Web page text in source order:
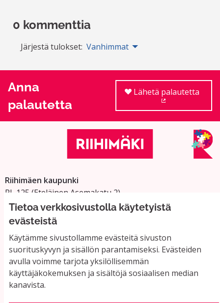
Tietoa verkkosivustolla käytetyistä
evästeistä
Käytämme sivustollamme evästeitä sivuston
suorituskyvyn ja sisällön parantamiseksi. Evästeiden
avulla voimme tarjota yksilöllisemmän
käyttäjäkokemuksen ja sisältöjä sosiaalisen median
kanavista.
0 kommenttia
Järjestä tulokset: Vanhimmat
Anna
palautetta
Lähetä palautetta
Riihimäen kaupunki
PL 125 (Eteläinen Asemakatu 2)
11101 Riihimäki
Vaihde: 019 758 4000
Sähköpostiosoitteet:
etunimi.sukunimi@riihimaki.fi
Yhteystiedot ja usein kysyttyä
Käyttöehdot